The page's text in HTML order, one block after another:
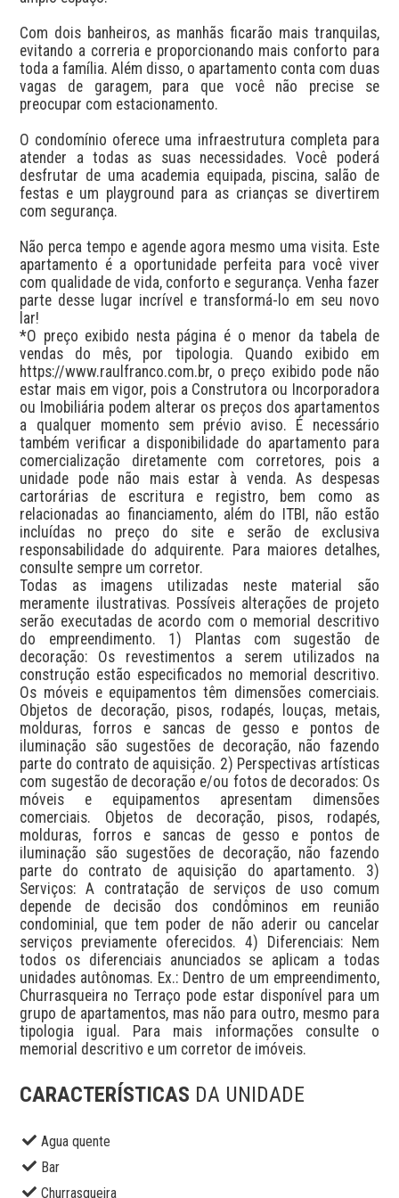
Com dois banheiros, as manhãs ficarão mais tranquilas,
evitando a correria e proporcionando mais conforto para
toda a família. Além disso, o apartamento conta com duas
vagas de garagem, para que você não precise se
preocupar com estacionamento.
O condomínio oferece uma infraestrutura completa para
atender a todas as suas necessidades. Você poderá
desfrutar de uma academia equipada, piscina, salão de
festas e um playground para as crianças se divertirem
com segurança.
Não perca tempo e agende agora mesmo uma visita. Este
apartamento é a oportunidade perfeita para você viver
com qualidade de vida, conforto e segurança. Venha fazer
parte desse lugar incrível e transformá-lo em seu novo
lar!
*O preço exibido nesta página é o menor da tabela de
vendas do mês, por tipologia. Quando exibido em
https://www.raulfranco.com.br, o preço exibido pode não
estar mais em vigor, pois a Construtora ou Incorporadora
ou Imobiliária podem alterar os preços dos apartamentos
a qualquer momento sem prévio aviso. É necessário
também verificar a disponibilidade do apartamento para
comercialização diretamente com corretores, pois a
unidade pode não mais estar à venda. As despesas
cartorárias de escritura e registro, bem como as
relacionadas ao financiamento, além do ITBI, não estão
incluídas no preço do site e serão de exclusiva
responsabilidade do adquirente. Para maiores detalhes,
consulte sempre um corretor.
Todas as imagens utilizadas neste material são
meramente ilustrativas. Possíveis alterações de projeto
serão executadas de acordo com o memorial descritivo
do empreendimento. 1) Plantas com sugestão de
decoração: Os revestimentos a serem utilizados na
construção estão especificados no memorial descritivo.
Os móveis e equipamentos têm dimensões comerciais.
Objetos de decoração, pisos, rodapés, louças, metais,
molduras, forros e sancas de gesso e pontos de
iluminação são sugestões de decoração, não fazendo
parte do contrato de aquisição. 2) Perspectivas artísticas
com sugestão de decoração e/ou fotos de decorados: Os
móveis e equipamentos apresentam dimensões
comerciais. Objetos de decoração, pisos, rodapés,
molduras, forros e sancas de gesso e pontos de
iluminação são sugestões de decoração, não fazendo
parte do contrato de aquisição do apartamento. 3)
Serviços: A contratação de serviços de uso comum
depende de decisão dos condôminos em reunião
condominial, que tem poder de não aderir ou cancelar
serviços previamente oferecidos. 4) Diferenciais: Nem
todos os diferenciais anunciados se aplicam a todas
unidades autônomas. Ex.: Dentro de um empreendimento,
Churrasqueira no Terraço pode estar disponível para um
grupo de apartamentos, mas não para outro, mesmo para
tipologia igual. Para mais informações consulte o
memorial descritivo e um corretor de imóveis.
CARACTERÍSTICAS DA UNIDADE
Agua quente
Bar
Churrasqueira